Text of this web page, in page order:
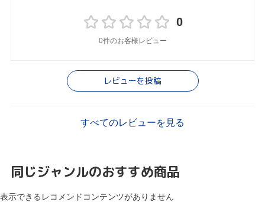
0
0件のお客様レビュー
レビューを投稿
すべてのレビューを見る
同じジャンルのおすすめ商品
表示できるレコメンドコンテンツがありません